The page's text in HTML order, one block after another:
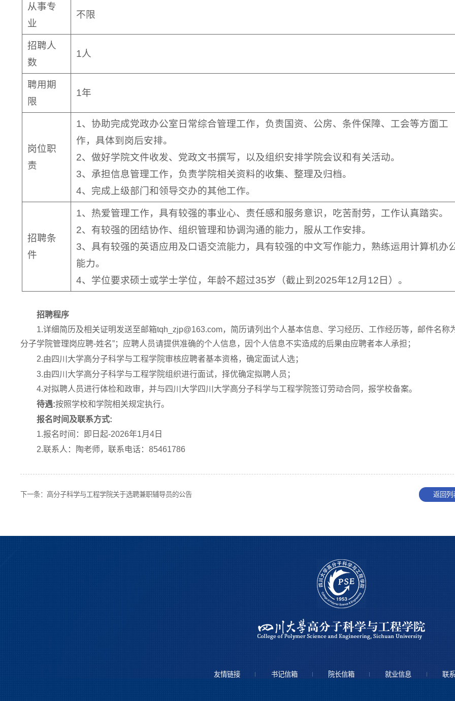
从事专
业
不限
招聘人
数
1人
聘用期
限
1年
岗位职
责
1、协助完成党政办公室日常综合管理工作，负责国资、公房、条件保障、工会等方面工
作，具体到岗后安排。
2、做好学院文件收发、党政文书撰写，以及组织安排学院会议和有关活动。
3、承担信息管理工作，负责学院相关资料的收集、整理及归档。
4、完成上级部门和领导交办的其他工作。
招聘条
件
1、热爱管理工作，具有较强的事业心、责任感和服务意识，吃苦耐劳，工作认真踏实。
2、有较强的团结协作、组织管理和协调沟通的能力，服从工作安排。
3、具有较强的英语应用及口语交流能力，具有较强的中文写作能力，熟练运用计算机办
能力。
4、学位要求硕士或学士学位，年龄不超过35岁（截止到2025年12月12日）。
招聘程序
1.详细简历及相关证明发送至邮箱tqh_zjp@163.com，简历请列出个人基本信息、学习经历、工作经历等，邮件名称
分子学院管理岗应聘-姓名”；应聘人员请提供准确的个人信息，因个人信息不实造成的后果由应聘者本人承担；
2.由四川大学高分子科学与工程学院审核应聘者基本资格，确定面试人选；
3.由四川大学高分子科学与工程学院组织进行面试，择优确定拟聘人员；
4.对拟聘人员进行体检和政审，并与四川大学四川大学高分子科学与工程学院签订劳动合同，报学校备案。
待遇:按照学校和学院相关规定执行。
报名时间及联系方式:
1.报名时间：即日起-2026年1月4日
2.联系人：陶老师，联系电话：85461786
下一条： 高分子科学与工程学院关于选聘兼职辅导员的公告 返回列
友情链接 书记信箱 院长信箱 就业信息 联